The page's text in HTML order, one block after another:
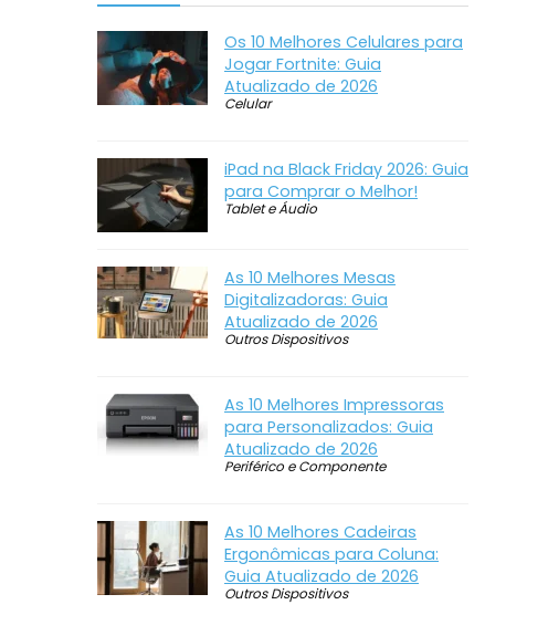
Os 10 Melhores Celulares para
Jogar Fortnite: Guia
Atualizado de 2026
Celular
iPad na Black Friday 2026: Guia
para Comprar o Melhor!
Tablet e Áudio
As 10 Melhores Mesas
Digitalizadoras: Guia
Atualizado de 2026
Outros Dispositivos
As 10 Melhores Impressoras
para Personalizados: Guia
Atualizado de 2026
Periférico e Componente
As 10 Melhores Cadeiras
Ergonômicas para Coluna:
Guia Atualizado de 2026
Outros Dispositivos